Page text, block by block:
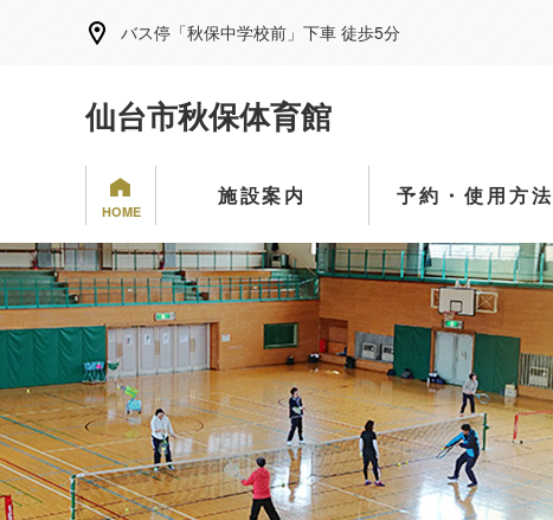
バス停「秋保中学校前」下車 徒歩5分
仙台市秋保体育館
HOME
施設案内 予約・使用方法